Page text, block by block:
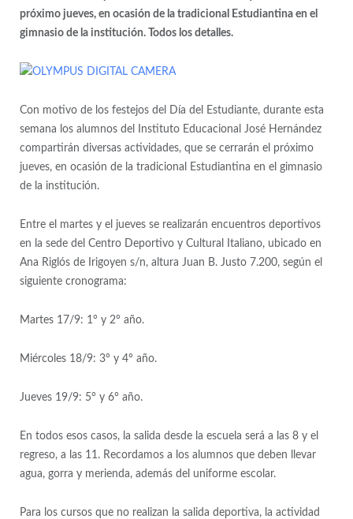
próximo jueves, en ocasión de la tradicional Estudiantina en el
gimnasio de la institución. Todos los detalles.
Con motivo de los festejos del Día del Estudiante, durante esta
semana los alumnos del Instituto Educacional José Hernández
compartirán diversas actividades, que se cerrarán el próximo
jueves, en ocasión de la tradicional Estudiantina en el gimnasio
de la institución.
Entre el martes y el jueves se realizarán encuentros deportivos
en la sede del Centro Deportivo y Cultural Italiano, ubicado en
Ana Riglós de Irigoyen s/n, altura Juan B. Justo 7.200, según el
siguiente cronograma:
Martes 17/9: 1° y 2° año.
Miércoles 18/9: 3° y 4° año.
Jueves 19/9: 5° y 6° año.
En todos esos casos, la salida desde la escuela será a las 8 y el
regreso, a las 11. Recordamos a los alumnos que deben llevar
agua, gorra y merienda, además del uniforme escolar.
Para los cursos que no realizan la salida deportiva, la actividad